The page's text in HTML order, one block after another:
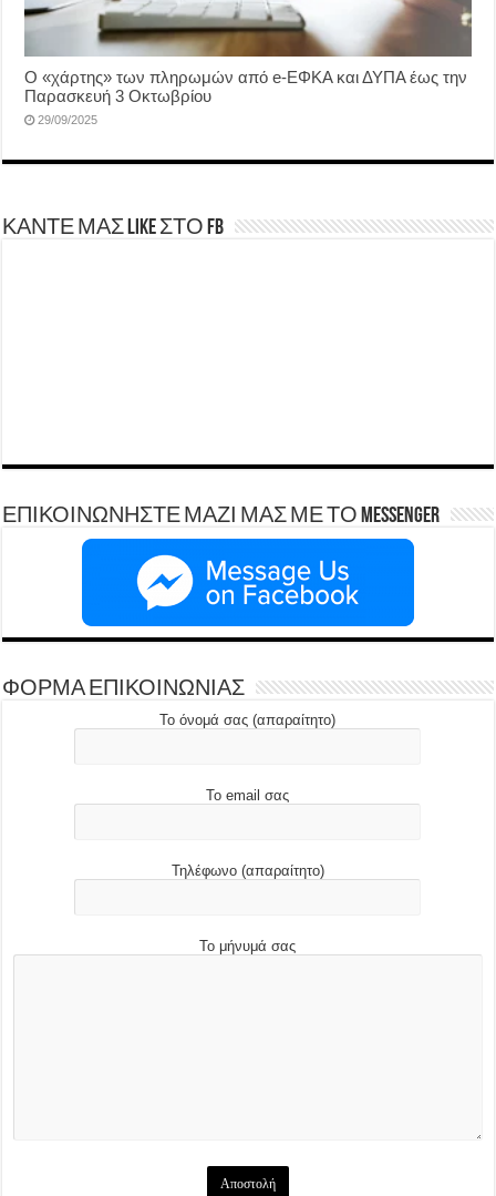
Ο «χάρτης» των πληρωμών από e-ΕΦΚΑ και ΔΥΠΑ έως την
Παρασκευή 3 Οκτωβρίου
29/09/2025
ΚΑΝΤΕ ΜΑΣ LIKE ΣΤΟ FB
ΕΠΙΚΟΙΝΩΝΗΣΤΕ ΜΑΖΙ ΜΑΣ ΜΕ ΤΟ Messenger
ΦΟΡΜΑ ΕΠΙΚΟΙΝΩΝΙΑΣ
Το όνομά σας (απαραίτητο)
Το email σας
Τηλέφωνο (απαραίτητο)
Το μήνυμά σας